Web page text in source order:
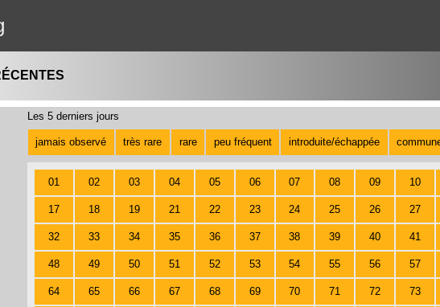
Les 5 derniers jours
jamais observé très rare rare peu fréquent introduite/échappée
01
02 03 04 05 06 07 08 09 10
17 18 19 21 22 23 24 25 26 27
32 33 34 35 36 37 38 39 40 41
48 49 50 51 52 53 54 55 56 57
64 65 66 67 68 69 70 71 72 73